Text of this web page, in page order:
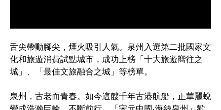
舌尖帶動腳尖，煙火吸引人氣。泉州入選第二批國家文
化和旅遊消費試點城市，成功上榜「十大旅遊嚮往之
城」、「最佳文旅融合之城」等榜單。
泉州，古老而青春。如今這艘千年古港航船，正華麗蛻